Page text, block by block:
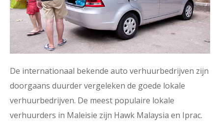
De internationaal bekende auto verhuurbedrijven zijn
doorgaans duurder vergeleken de goede lokale
verhuurbedrijven. De meest populaire lokale
verhuurders in Maleisie zijn Hawk Malaysia en Iprac.